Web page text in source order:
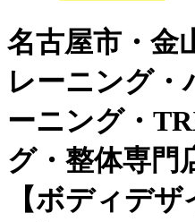
名古屋市・金
レーニング・
ーニング・
グ・整体専門
【ボディデ